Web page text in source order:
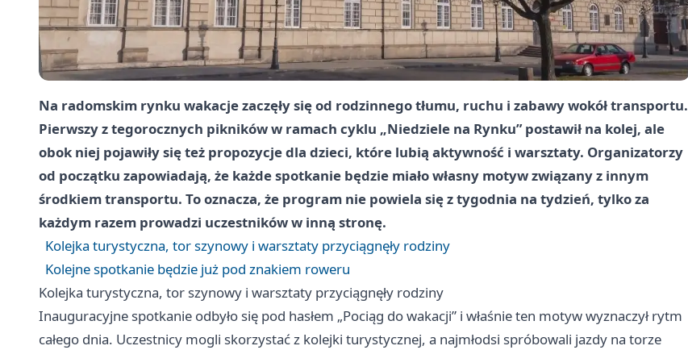
Na radomskim rynku wakacje zaczęły się od rodzinnego tłumu, ruchu i zabawy wokół transportu.
Pierwszy z tegorocznych pikników w ramach cyklu „Niedziele na Rynku” postawił na kolej, ale
obok niej pojawiły się też propozycje dla dzieci, które lubią aktywność i warsztaty. Organizatorzy
od początku zapowiadają, że każde spotkanie będzie miało własny motyw związany z innym
środkiem transportu. To oznacza, że program nie powiela się z tygodnia na tydzień, tylko za
każdym razem prowadzi uczestników w inną stronę.
Kolejka turystyczna, tor szynowy i warsztaty przyciągnęły rodziny
Kolejne spotkanie będzie już pod znakiem roweru
Kolejka turystyczna, tor szynowy i warsztaty przyciągnęły rodziny
Inauguracyjne spotkanie odbyło się pod hasłem „Pociąg do wakacji” i właśnie ten motyw wyznaczył rytm
całego dnia. Uczestnicy mogli skorzystać z kolejki turystycznej, a najmłodsi spróbowali jazdy na torze